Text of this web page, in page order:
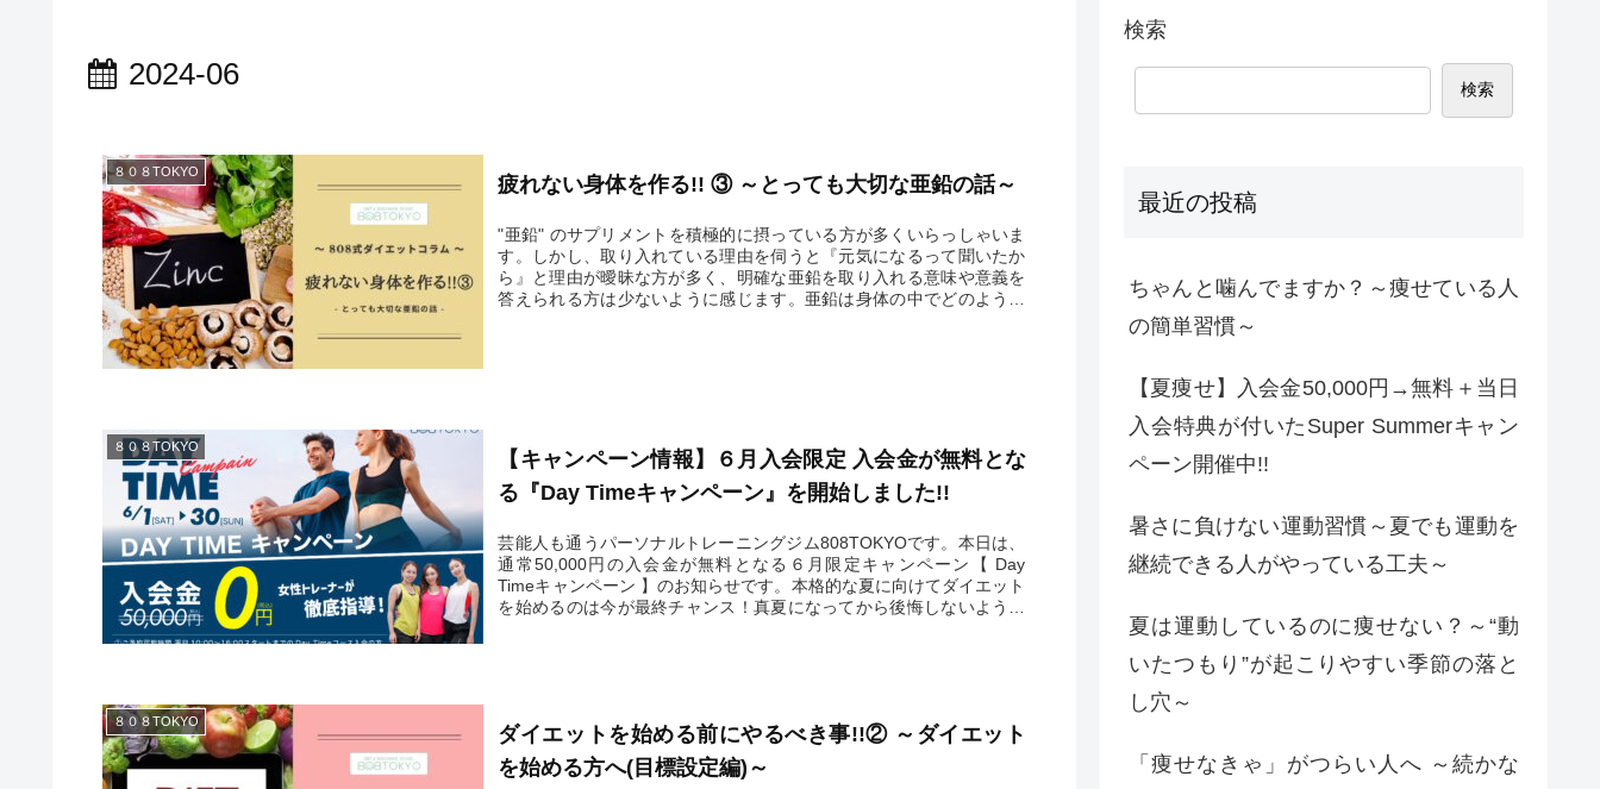
2024-06
８０８TOKYO
疲れない身体を作る!! ③ ～とっても大切な亜鉛の話～
"亜鉛" のサプリメントを積極的に摂っている方が多くいらっしゃいま
す。しかし、取り入れている理由を伺うと『元気になるって聞いたか
ら』と理由が曖昧な方が多く、明確な亜鉛を取り入れる意味や意義を
答えられる方は少ないように感じます。亜鉛は身体の中でどのような
８０８TOKYO
【キャンペーン情報】６月入会限定 入会金が無料とな
る『Day Timeキャンペーン』を開始しました!!
芸能人も通うパーソナルトレーニングジム808TOKYOです。本日は、
通常50,000円の入会金が無料となる６月限定キャンペーン【 Day
Timeキャンペーン 】のお知らせです。本格的な夏に向けてダイエット
を始めるのは今が最終チャンス！真夏になってから後悔しないよう、
８０８TOKYO
ダイエットを始める前にやるべき事!!② ～ダイエット
を始める方へ(目標設定編)～
検索
検索
最近の投稿
ちゃんと噛んでますか？～痩せている人
の簡単習慣～
【夏痩せ】入会金50,000円→無料＋当日
入会特典が付いたSuper Summerキャン
ペーン開催中!!
暑さに負けない運動習慣～夏でも運動を
継続できる人がやっている工夫～
夏は運動しているのに痩せない？～“動
いたつもり”が起こりやすい季節の落と
し穴～
「痩せなきゃ」がつらい人へ ～続かな